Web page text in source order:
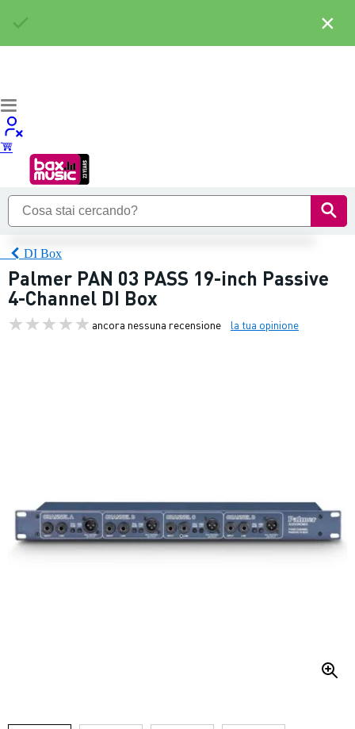
DI Box
Palmer PAN 03 PASS 19-inch Passive
4-Channel DI Box
ancora nessuna recensione la tua opinione
×